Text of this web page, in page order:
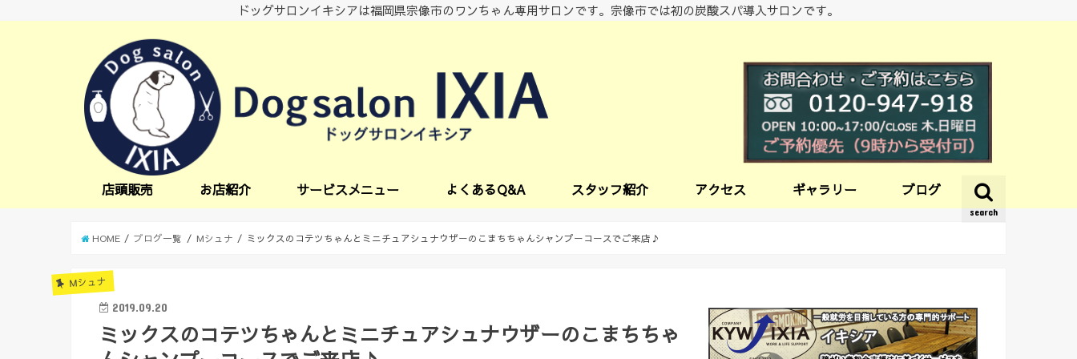
ドッグサロンイキシアは福岡県宗像市のワンちゃん専用サロンです。宗像市では初の炭酸スパ導入サロンです。
search
店頭販売 お店紹介 サービスメニュー よくあるQ&A スタッフ紹介 アクセス ギャラリー ブログ
HOME ブログ一覧 Mシュナ ミックスのコテツちゃんとミニチュアシュナウザーのこまちちゃんシャンプーコースでご来店♪
Mシュナ
2019.09.20
ミックスのコテツちゃんとミニチュアシュナウザーのこまちちゃ